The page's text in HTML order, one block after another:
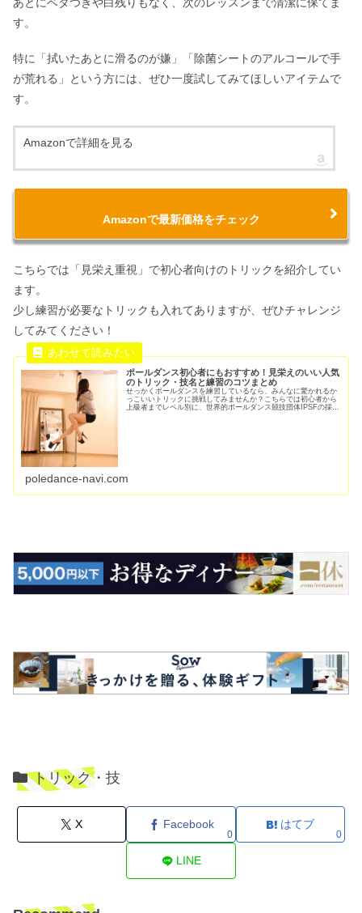
す。
特に「拭いたあとに滑るのが嫌」「除菌シートのアルコールで手
が荒れる」という方には、ぜひ一度試してみてほしいアイテムで
す。
Amazonで詳細を見る
Amazonで最新価格をチェック
こちらでは「見栄え重視」で初心者向けのトリックを紹介してい
ます。
少し練習が必要なトリックも入れてありますが、ぜひチャレンジ
してみてください！
ポールダンス初心者にもおすすめ！見栄えのいい人気
のトリック・技名と練習のコツまとめ
せっかくポールダンスを練習しているなら、みんなに驚かれるか
っこいいトリックに挑戦してみませんか？こちらでは初心者から
上級者までレベル別に、世界的ポールダンス競技団体IPSFの採点
poledance-navi.com
トリック・技
X Facebook
0
はてブ
0
LINE